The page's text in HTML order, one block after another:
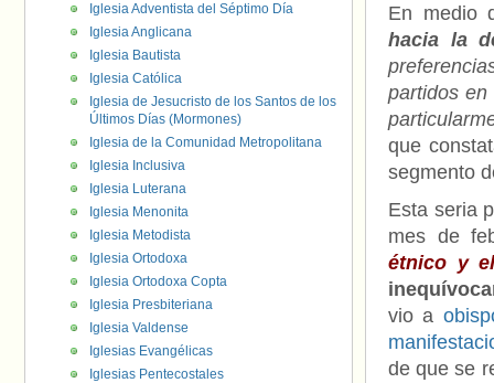
En medio
hacia la
partidos en
que
segmento
Esta seria
mes de
étnico y
vio a
de que se
Iglesia Adventista del Séptimo Día
Iglesia Anglicana
Iglesia Bautista
Iglesia Católica
Iglesia de Jesucristo de los Santos de los
Últimos Días (Mormones)
Iglesia de la Comunidad Metropolitana
Iglesia Inclusiva
Iglesia Luterana
Iglesia Menonita
Iglesia Metodista
Iglesia Ortodoxa
Iglesia Ortodoxa Copta
Iglesia Presbiteriana
Iglesia Valdense
Iglesias Evangélicas
Iglesias Pentecostales